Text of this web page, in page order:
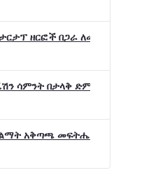
ዘርፎች በጋራ ለመስራት መከሩ፡፡
ሳምንት በታላቅ ድምቀት
አቅጣጫ መፍትሔ ጠቋሚ